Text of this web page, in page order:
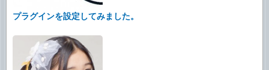
プラグインを設定してみました。